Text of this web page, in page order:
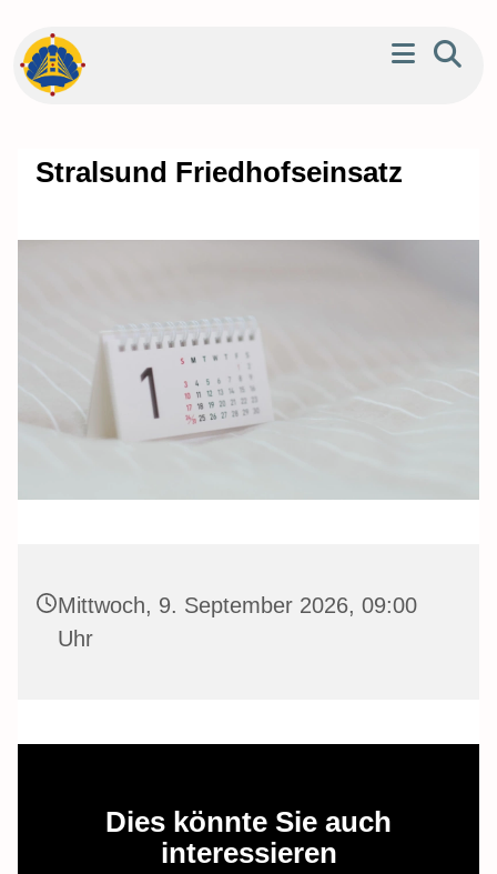
Stralsund Friedhofseinsatz
Mittwoch, 9. September 2026, 09:00
Uhr
Dies könnte Sie auch
interessieren